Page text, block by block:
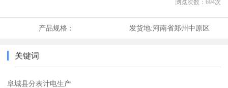
浏览次数： 694次
产品规格： 发货地:河南省郑州中原区
关键词
阜城县分表计电生产